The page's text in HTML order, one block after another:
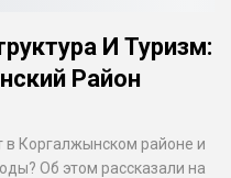
И Туризм:
Район
в Коргалжынском районе и
Об этом рассказали на